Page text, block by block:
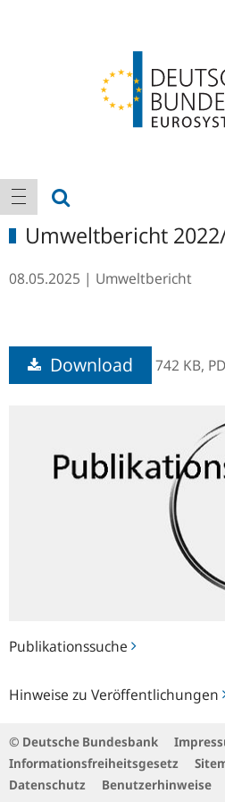
Hauptnavigation
Navigation anzeigen
Publikationssuche
Hinweise zu Veröffentlichungen
zu
Umweltbericht
08.05.2025 Umweltbericht
Download 742 KB,
© Deutsche Bundesbank
Informationsfreiheitsgesetz
Datenschutz
Benutzerhinweise